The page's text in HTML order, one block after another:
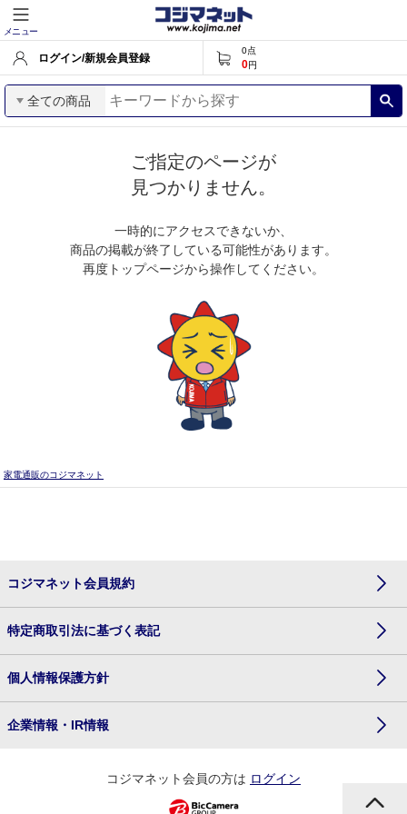
メニュー
ログイン/新規会員登録
0点
0円
全ての商品
ご指定のページが
見つかりません。
一時的にアクセスできないか、
商品の掲載が終了している可能性があります。
再度トップページから操作してください。
家電通販のコジマネット
コジマネット会員規約
特定商取引法に基づく表記
個人情報保護方針
企業情報・IR情報
コジマネット会員の方は ログイン